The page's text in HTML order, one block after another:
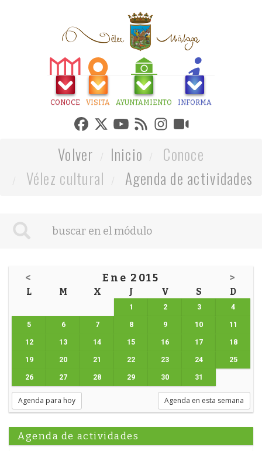
CONOCE VISITA AYUNTAMIENTO INFORMA
Volver Inicio
Conoce
Vélez cultural
Agenda de actividades
< Ene 2015 >
L M X J V S D
1 2 3 4
5 6 7 8 9 10 11
12 13 14 15 16 17 18
19 20 21 22 23 24 25
26 27 28 29 30 31
Agenda para hoy Agenda en esta semana
Agenda de actividades